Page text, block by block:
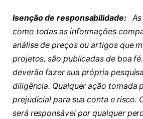
Isenção de responsabilidade:As
como todas as informações
análise de preços ou artigos que
projetos, são publicadas de boa
deverão fazer sua própria
diligência. Qualquer ação tomada
prejudicial para sua conta e risco.
será responsável por qualquer